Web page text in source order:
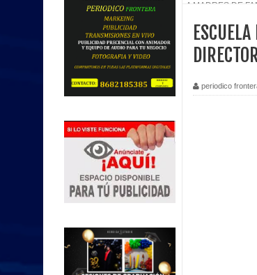
A MADRES DE
periodico